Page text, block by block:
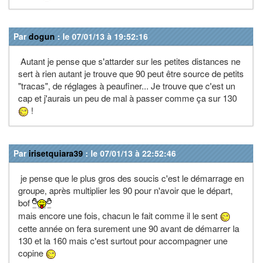
Pardogun : le 07/01/13 à 19:52:16
Autant je pense que s'attarder sur les petites distances ne
sert à rien autant je trouve que 90 peut être source de petits
"tracas", de réglages à peaufiner... Je trouve que c'est un
cap et j'aurais un peu de mal à passer comme ça sur 130
!
Par irisetquiara39 : le 07/01/13 à 22:52:46
je pense que le plus gros des soucis c'est le démarrage en
groupe, après multiplier les 90 pour n'avoir que le départ,
bof
mais encore une fois, chacun le fait comme il le sent
cette année on fera surement une 90 avant de démarrer la
130 et la 160 mais c'est surtout pour accompagner une
copine